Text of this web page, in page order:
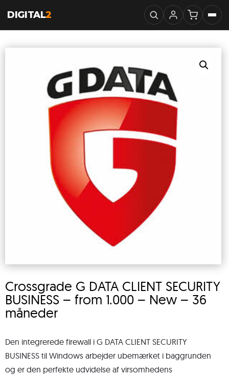
DIGITAL2
Crossgrade G DATA CLIENT SECURITY
BUSINESS – from 1.000 – New – 36
måneder
Den integrerede firewall i G DATA CLIENT SECURITY
BUSINESS til Windows arbejder ubemærket i baggrunden
og er den perfekte udvidelse af virsomhedens